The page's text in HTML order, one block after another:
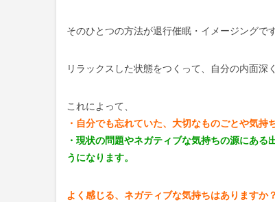
そのひとつの方法が退行催眠・イメージングです
リラックスした状態をつくって、自分の内面深
これによって、
・自分でも忘れていた、大切なものごとや気持
・現状の問題やネガティブな気持ちの源にあ
うになります。
よく感じる、ネガティブな気持ちはありますか？